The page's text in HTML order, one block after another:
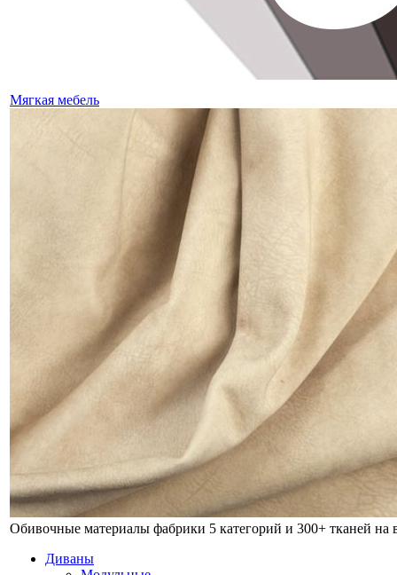
Мягкая мебель
Обивочные материалы фабрики 5 категорий и 300+ тканей на
Диваны